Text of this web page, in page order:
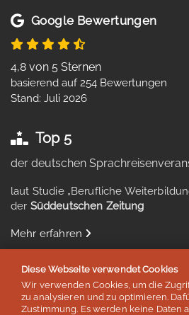
Google Bewertungen
4,8 von 5 Sternen
basierend auf 254 Bewertungen
Stand: Juli 2026
Top 5
der deutschen
laut Studie „Berufliche
der Süddeutschen Zeitung
Mehr erfahren
Auszeichnungen &
Diese Webseite verwendet Cookies
Wir verwenden Cookies, um die
zu analysieren und zu optimieren.
Zustimmung. Es werden keine Daten